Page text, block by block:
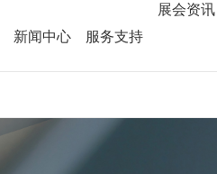
新闻中心 服务支持
展会资讯